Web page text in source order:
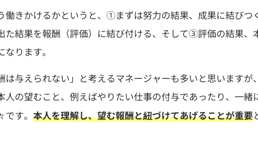
働きかけるかというと、①まずは努力の結果、成果に結びつ
結果を報酬（評価）に結び付ける、そして③評価の結果、
ります。
与えられない」と考えるマネージャーも多いと思いますが、
人の望むこと、例えばやりたい仕事の付与であったり、一緒
す。 本人を理解し、望む報酬と紐づけてあげることが重要